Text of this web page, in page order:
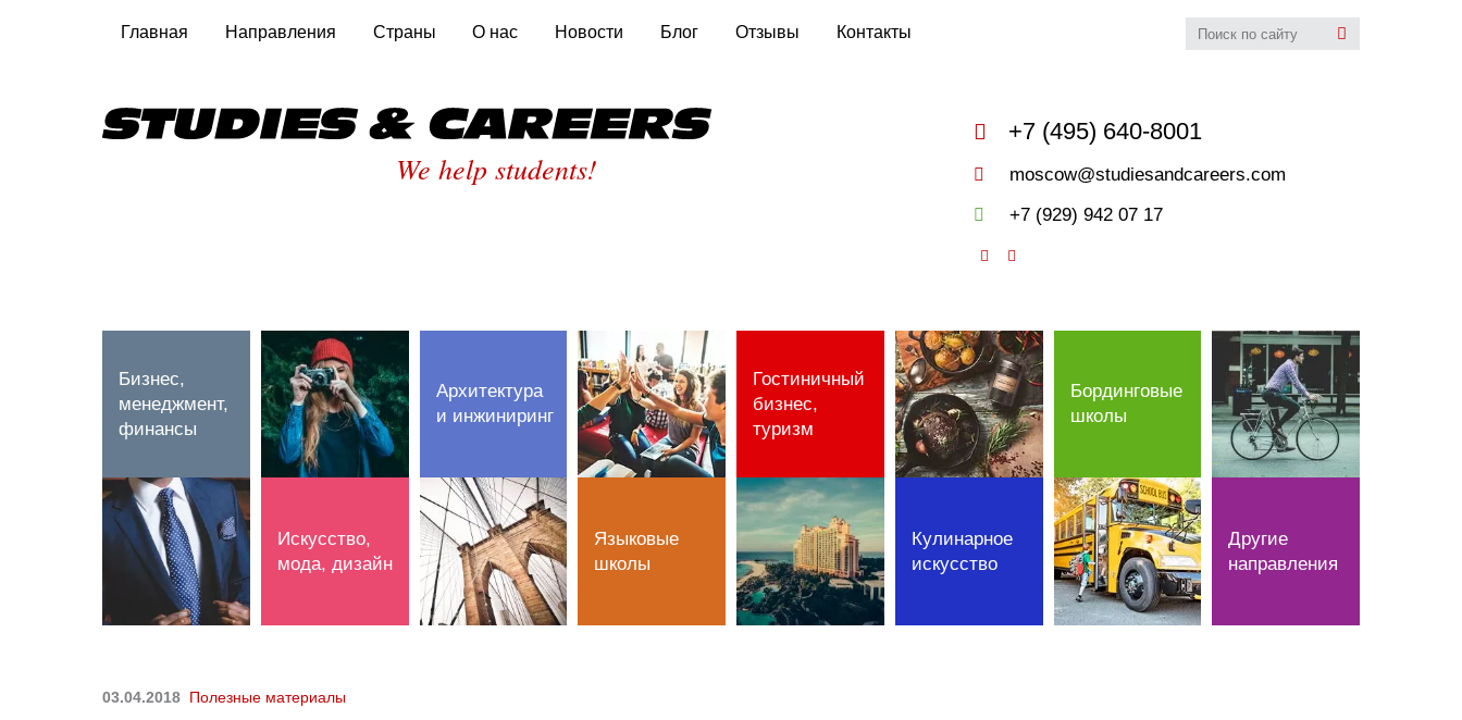
Главная Направления Страны О нас Новости Блог Отзывы Контакты
+7 (495) 640-8001
moscow@studiesandcareers.com
+7 (929) 942 07 17
We help students!
Бизнес,
менеджмент,
финансы
Искусство,
мода, дизайн
Архитектура
и инжиниринг
Языковые
школы
Гостиничный
бизнес,
туризм
Кулинарное
искусство
Бординговые
школы
Другие
направления
03.04.2018 Полезные материалы